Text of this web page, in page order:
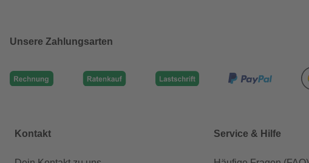
Unsere Zahlungsarten
Kontakt Service & Hilfe